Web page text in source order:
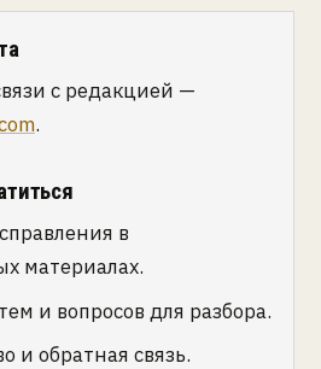
с редакцией —
.
в
материалах.
и вопросов для разбора.
и обратная связь.